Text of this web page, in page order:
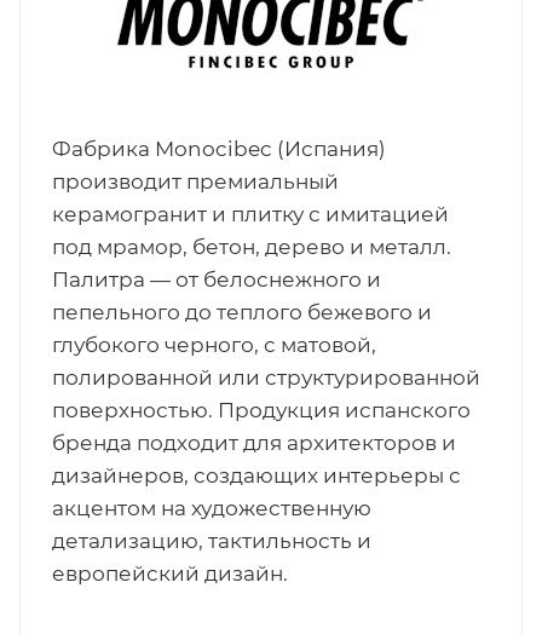
Фабрика Monocibec (Испания)
производит премиальный
керамогранит и плитку с имитацией
под мрамор, бетон, дерево и металл.
Палитра — от белоснежного и
пепельного до теплого бежевого и
глубокого черного, с матовой,
полированной или структурированной
поверхностью. Продукция испанского
бренда подходит для архитекторов и
дизайнеров, создающих интерьеры с
акцентом на художественную
детализацию, тактильность и
европейский дизайн.